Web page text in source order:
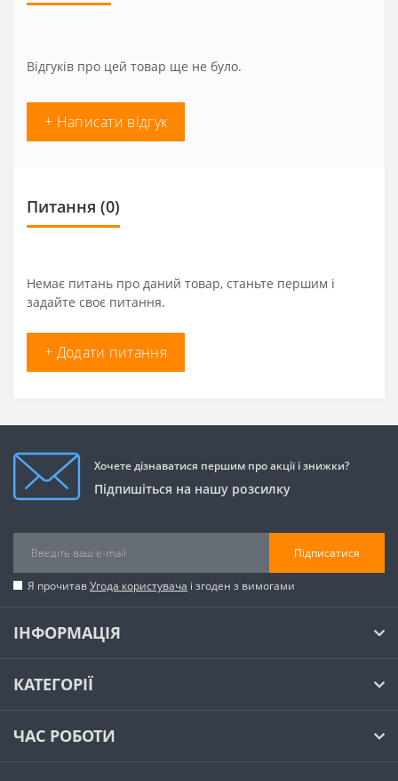
Відгуків про цей товар ще не було.
+ Написати відгук
Питання (0)
Немає питань про даний товар, станьте першим і
задайте своє питання.
+ Додати питання
Хочете дізнаватися першим про акції і знижки?
Підпишіться на нашу розсилку
Підписатися
Я прочитавУгода користувача і згоден з вимогами
ІНФОРМАЦІЯ
КАТЕГОРІЇ
ЧАС РОБОТИ